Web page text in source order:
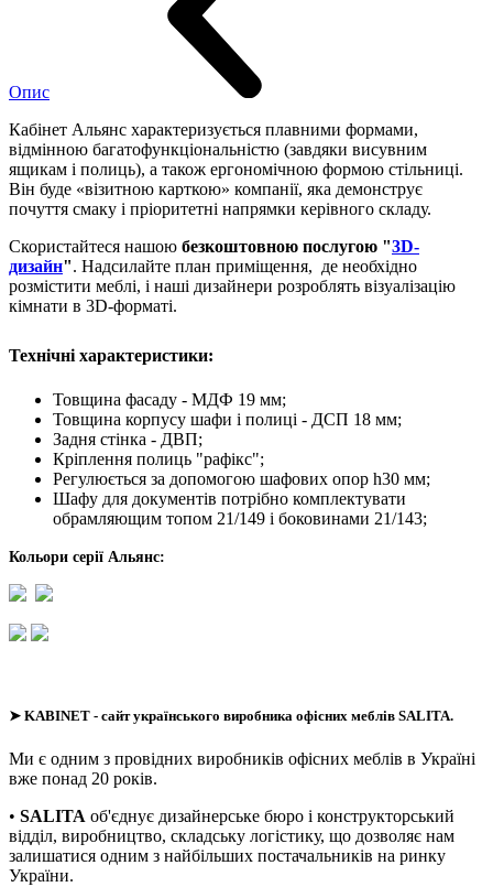
Опис
Кабінет Альянс характеризується плавними формами,
відмінною багатофункціональністю (завдяки висувним
ящикам і полиць), а також ергономічною формою стільниці.
Він буде «візитною карткою» компанії, яка демонструє
почуття смаку і пріоритетні напрямки керівного складу.
Скористайтеся нашою безкоштовною послугою "3D-
дизайн". Надсилайте план приміщення, де необхідно
розмістити меблі, і наші дизайнери розроблять візуалізацію
кімнати в 3D-форматі.
Технічні характеристики:
Товщина фасаду - МДФ 19 мм;
Товщина корпусу шафи і полиці - ДСП 18 мм;
Задня стінка - ДВП;
Кріплення полиць "рафікс";
Регулюється за допомогою шафових опор h30 мм;
Шафу для документів потрібно комплектувати
обрамляющим топом 21/149 і боковинами 21/143;
Кольори серії Альянс:
➤ KABINET - сайт українського виробника офісних меблів SALITA.
Ми є одним з провідних виробників офісних меблів в Україні
вже понад 20 років.
• SALITA об'єднує дизайнерське бюро і конструкторський
відділ, виробництво, складську логістику, що дозволяє нам
залишатися одним з найбільших постачальників на ринку
України.